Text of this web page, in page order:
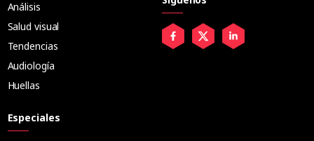
Análisis
Salud visual
Tendencias
Audiología
Huellas
Especiales